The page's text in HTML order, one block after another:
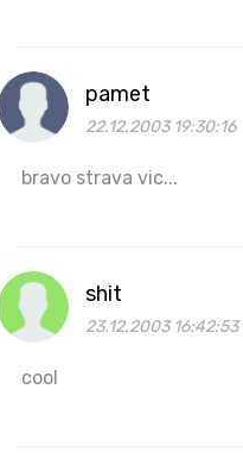
pamet
22.12.2003 19:30:16
bravo strava vic...
shit
23.12.2003 16:42:53
cool